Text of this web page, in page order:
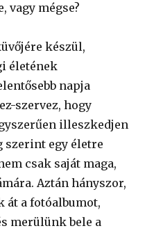
vagy mégse?
készül,
életének
napja
szervez, hogy
illeszkedjen
szerint egy életre
csak saját maga,
Aztán hányszor,
át a fotóalbumot,
merülünk bele a